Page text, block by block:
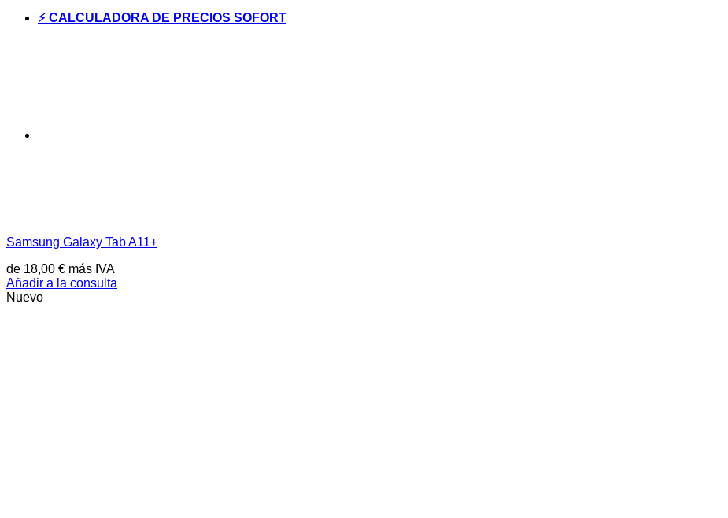
⚡ CALCULADORA DE PRECIOS SOFORT
Samsung Galaxy Tab A11+
de 18,00 € más IVA
Añadir a la consulta
Nuevo